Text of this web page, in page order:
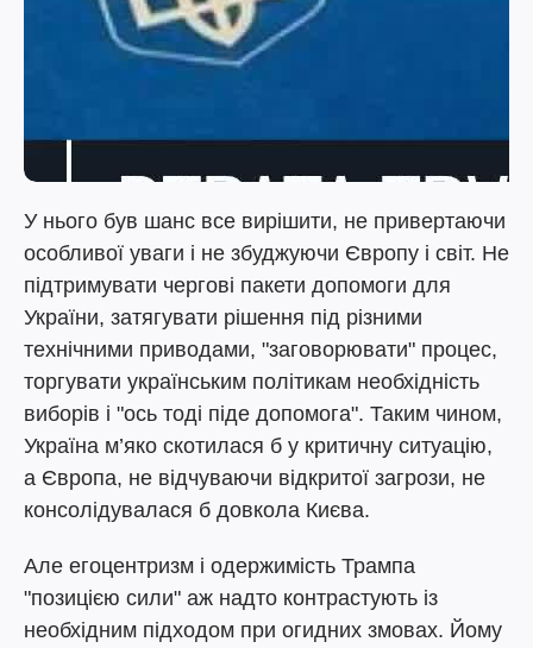
У нього був шанс все вирішити, не привертаючи
особливої уваги і не збуджуючи Європу і світ. Не
підтримувати чергові пакети допомоги для
України, затягувати рішення під різними
технічними приводами, "заговорювати" процес,
торгувати українським політикам необхідність
виборів і "ось тоді піде допомога". Таким чином,
Україна м’яко скотилася б у критичну ситуацію,
а Європа, не відчуваючи відкритої загрози, не
консолідувалася б довкола Києва.
Але егоцентризм і одержимість Трампа
"позицією сили" аж надто контрастують із
необхідним підходом при огидних змовах. Йому